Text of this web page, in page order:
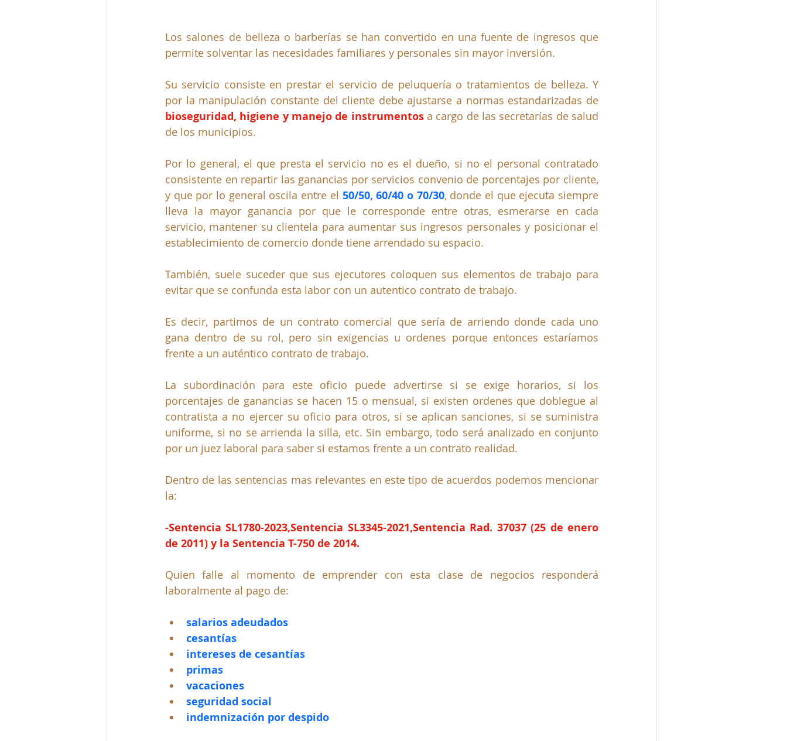
Los salones de belleza o barberías se han convertido en una fuente de ingresos que
permite solventar las necesidades familiares y personales sin mayor inversión.
Su servicio consiste en prestar el servicio de peluquería o tratamientos de belleza. Y
bioseguridad, higiene y manejo de instrumentos a cargo de las secretarías de salud
de los municipios.
Por lo general, el que presta el servicio no es el dueño, si no el personal contratado
consistente en repartir las ganancias por servicios convenio de porcentajes por cliente,
y que por lo general oscila entre el 50/50, 60/40 o 70/30, donde el que ejecuta siempre
lleva la mayor ganancia por que le corresponde entre otras, esmerarse en cada
servicio, mantener su clientela para aumentar sus ingresos personales y posicionar el
establecimiento de comercio donde tiene arrendado su espacio.
También, suele suceder que sus ejecutores coloquen sus elementos de trabajo para
evitar que se confunda esta labor con un autentico contrato de trabajo.
Es decir, partimos de un contrato comercial que sería de arriendo donde cada uno
gana dentro de su rol, pero sin exigencias u ordenes porque entonces estaríamos
frente a un auténtico contrato de trabajo.
La subordinación para este oficio puede advertirse si se exige horarios, si los
porcentajes de ganancias se hacen 15 o mensual, si existen ordenes que doblegue al
contratista a no ejercer su oficio para otros, si se aplican sanciones, si se suministra
uniforme, si no se arrienda la silla, etc. Sin embargo, todo será analizado en conjunto
por un juez laboral para saber si estamos frente a un contrato realidad.
Dentro de las sentencias mas relevantes en este tipo de acuerdos podemos mencionar
la:
-Sentencia SL1780-2023,Sentencia SL3345-2021,Sentencia Rad. 37037 (25 de enero
de 2011) y la Sentencia T-750 de 2014.
Quien falle al momento de emprender con esta clase de negocios responderá
laboralmente al pago de:
salarios adeudados
cesantías
intereses de cesantías
primas
vacaciones
seguridad social
indemnización por despido